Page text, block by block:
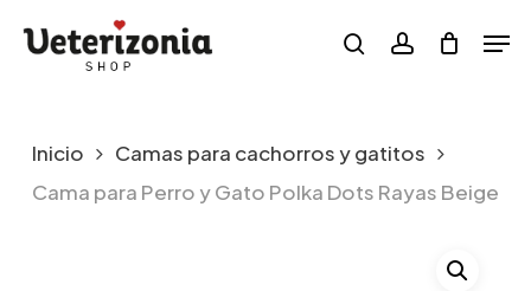
searchaccount
Inicio
Camas para cachorros y gatitos
Cama para Perro y Gato Polka Dots Rayas Beige